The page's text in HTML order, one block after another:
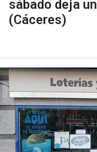
sábado deja
(Cáceres)